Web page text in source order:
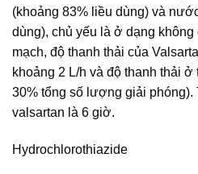
(khoảng 83% liều dùng) và
dùng), chủ yếu là ở dạng không
mạch, độ thanh thải của
khoảng 2 L/h và độ thanh thải
30% tổng số lượng giải phóng).
valsartan là 6 giờ.
Hydrochlorothiazide